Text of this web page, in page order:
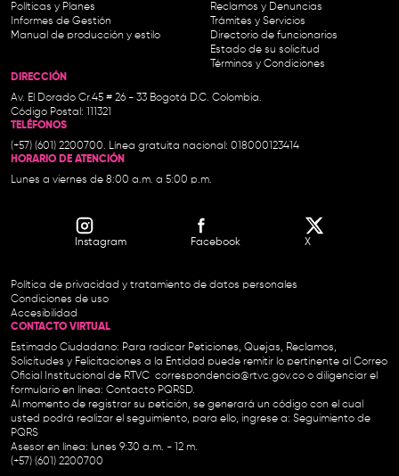
Políticas y Planes
Informes de Gestión
Manual de producción y estilo
Reclamos y Denuncias
Trámites y Servicios
Directorio de funcionarios
Estado de su solicitud
Términos y Condiciones
DIRECCIÓN
Av. El Dorado Cr.45 # 26 - 33 Bogotá D.C. Colombia.
Código Postal: 111321
TELÉFONOS
(+57) (601) 2200700. Línea gratuita nacional: 018000123414
HORARIO DE ATENCIÓN
Lunes a viernes de 8:00 a.m. a 5:00 p.m.
Instagram Facebook X
Política de privacidad y tratamiento de datos personales
Condiciones de uso
Accesibilidad
CONTACTO VIRTUAL
Estimado Ciudadano: Para radicar Peticiones, Quejas, Reclamos,
Solicitudes y Felicitaciones a la Entidad puede remitir lo pertinente al Correo
Oficial Institucional de RTVC correspondencia@rtvc.gov.co o diligenciar el
formulario en línea: Contacto PQRSD.
Al momento de registrar su petición, se generará un código con el cual
usted podrá realizar el seguimiento, para ello, ingrese a: Seguimiento de
PQRS
Asesor en línea: lunes 9:30 a.m. - 12 m.
(+57) (601) 2200700